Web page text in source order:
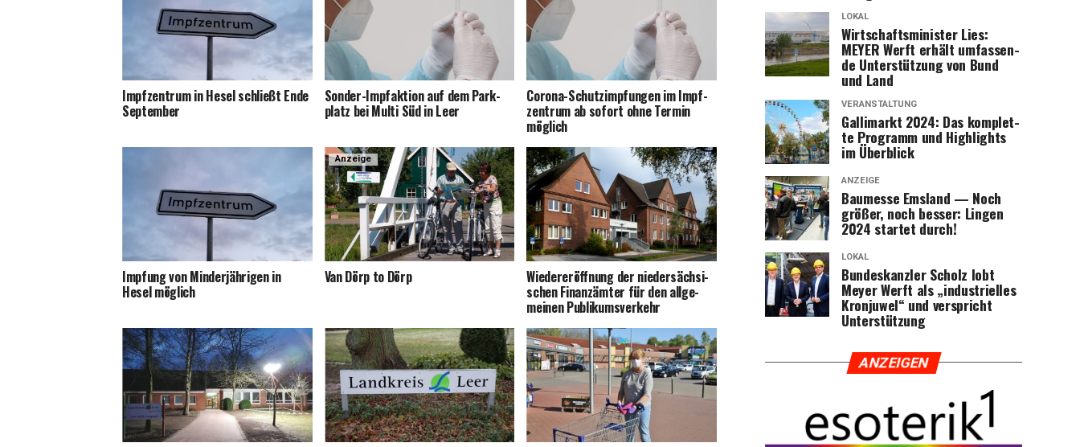
Impf­zen­trum in Hesel schließt Ende
September
Son­der-Impf­ak­ti­on auf dem Park­
platz bei Mul­ti Süd in Leer
Coro­na-Schutz­imp­fun­gen im Impf­
zen­trum ab sofort ohne Ter­min
möglich
Imp­fung von Min­der­jäh­ri­gen in
Hesel möglich
Anzeige
Van Dörp to Dörp Wie­der­eröff­nung der nie­der­säch­si­
schen Finanz­äm­ter für den all­ge­
mei­nen Publikumsverkehr
LOKAL
Wirt­schafts­mi­nis­ter Lies:
MEYER Werft erhält umfas­sen­
de Unter­stüt­zung von Bund
und Land
VERANSTALTUNG
Gal­li­markt 2024: Das kom­plet­
te Pro­gramm und High­lights
im Überblick
ANZEIGE
Bau­mes­se Ems­land — Noch
grö­ßer, noch bes­ser: Lin­gen
2024 star­tet durch!
LOKAL
Bun­des­kanz­ler Scholz lobt
Mey­er Werft als „indus­tri­el­les
Kron­ju­wel“ und ver­spricht
Unterstützung
ANZEI­GEN